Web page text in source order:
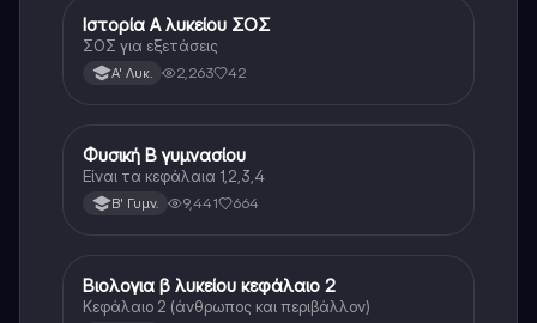
Ιστορία
Ιστορία Α λυκείου ΣΟΣ
ΣΟΣ για εξετάσεις
Α' Λυκ. 2,263 42
Φυσική
Φυσική Β γυμνασίου
Είναι τα κεφάλαια 1,2,3,4
Β' Γυμν. 9,441 664
Βιολογία
Βιολογια β λυκείου κεφάλαιο 2
Κεφάλαιο 2 (άνθρωπος και περιβάλλον)